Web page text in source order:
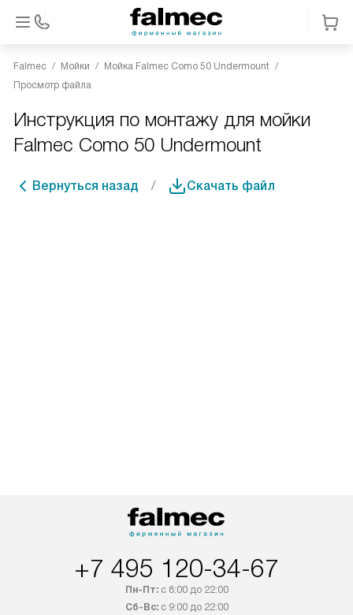
Falmec Мойки
Мойка Falmec Como 50 Undermount
Просмотр файла
Инструкция по монтажу для мойки
Falmec Como 50 Undermount
Вернуться назад Скачать файл
+7 495 120-34-67
Пн-Пт:с 8:00 до 22:00
Сб-Вс:с 9:00 до 22:00